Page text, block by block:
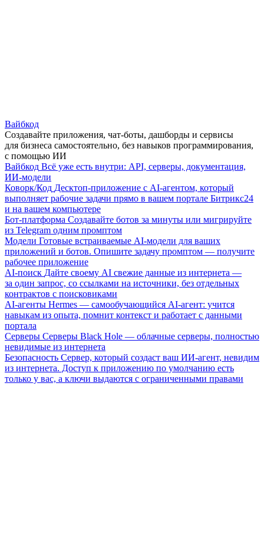
Вайбкод
Создавайте приложения, чат-боты, дашборды и сервисы
для бизнеса самостоятельно, без навыков программирования,
с помощью ИИ
Вайбкод Всё уже есть внутри: API, серверы, документация,
ИИ-модели
Коворк/Код Десктоп-приложение с AI-агентом, который
выполняет рабочие задачи прямо в вашем портале Битрикс24
и на вашем компьютере
Бот-платформа Создавайте ботов за минуты или мигрируйте
из Telegram одним промптом
Модели Готовые встраиваемые AI-модели для ваших
приложений и ботов. Опишите задачу промптом — получите
рабочее приложение
AI-поиск Дайте своему AI свежие данные из интернета —
за один запрос, со ссылками на источники, без отдельных
контрактов с поисковиками
AI-агенты Hermes — самообучающийся AI-агент: учится
навыкам из опыта, помнит контекст и работает с данными
портала
Серверы Серверы Black Hole — облачные серверы, полностью
невидимые из интернета
Безопасность Сервер, который создаст ваш ИИ-агент, невидим
из интернета. Доступ к приложению по умолчанию есть
только у вас, а ключи выдаются с ограниченными правами